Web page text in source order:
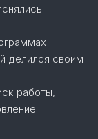
делился своим
работы,